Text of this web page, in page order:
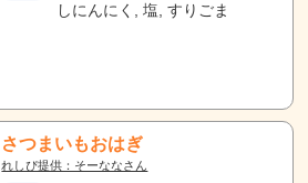
しにんにく, 塩, すりごま
さつまいもおはぎ
れしぴ提供：そーななさん